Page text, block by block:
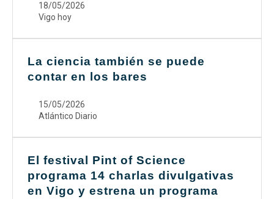
18/05/2026
Vigo hoy
La ciencia también se puede
contar en los bares
15/05/2026
Atlántico Diario
El festival Pint of Science
programa 14 charlas divulgativas
en Vigo y estrena un programa